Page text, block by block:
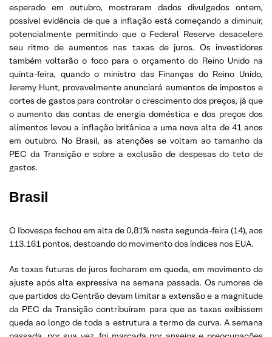
esperado em outubro, mostraram dados divulgados ontem,
possível evidência de que a inflação está começando a diminuir,
potencialmente permitindo que o Federal Reserve desacelere
seu ritmo de aumentos nas taxas de juros. Os investidores
também voltarão o foco para o orçamento do Reino Unido na
quinta-feira, quando o ministro das Finanças do Reino Unido,
Jeremy Hunt, provavelmente anunciará aumentos de impostos e
cortes de gastos para controlar o crescimento dos preços, já que
o aumento das contas de energia doméstica e dos preços dos
alimentos levou a inflação britânica a uma nova alta de 41 anos
em outubro. No Brasil, as atenções se voltam ao tamanho da
PEC da Transição e sobre a exclusão de despesas do teto de
gastos.
Brasil
O Ibovespa fechou em alta de 0,81% nesta segunda-feira (14), aos
113.161 pontos, destoando do movimento dos índices nos EUA.
As taxas futuras de juros fecharam em queda, em movimento de
ajuste após alta expressiva na semana passada. Os rumores de
que partidos do Centrão devam limitar a extensão e a magnitude
da PEC da Transição contribuíram para que as taxas exibissem
queda ao longo de toda a estrutura a termo da curva. A semana